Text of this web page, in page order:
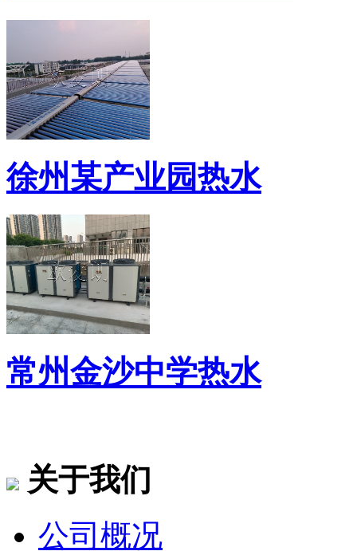
徐州某产业园热水
常州金沙中学热水
关于我们
公司概况